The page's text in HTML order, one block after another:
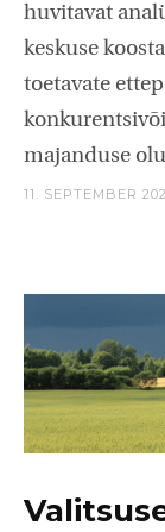
huvitavat
keskuse
toetavate
majanduse
11. SEPTEMBER